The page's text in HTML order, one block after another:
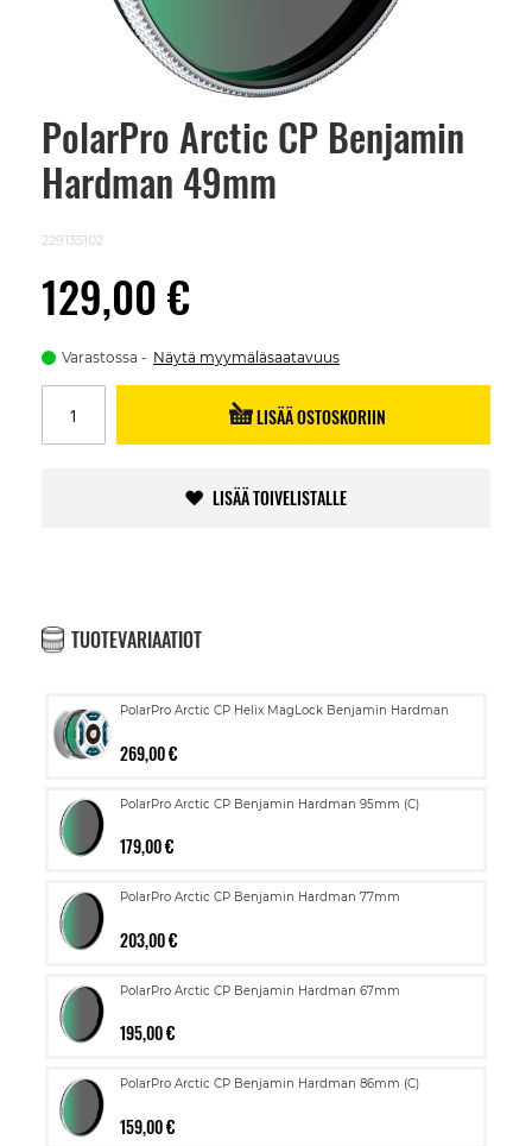
PolarPro Arctic CP Benjamin
Hardman 49mm
229135102
129,00 €
Varastossa Näytä myymäläsaatavuus
LISÄÄ OSTOSKORIIN
LISÄÄ TOIVELISTALLE
TUOTEVARIAATIOT
PolarPro Arctic CP Helix MagLock Benjamin Hardman
269,00 €
PolarPro Arctic CP Benjamin Hardman 95mm (C)
179,00 €
PolarPro Arctic CP Benjamin Hardman 77mm
203,00 €
PolarPro Arctic CP Benjamin Hardman 67mm
195,00 €
PolarPro Arctic CP Benjamin Hardman 86mm (C)
159,00 €
Skip
beginning
images